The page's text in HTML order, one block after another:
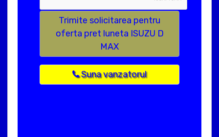
Trimite solicitarea pentru
oferta pret luneta ISUZU D
MAX
Suna vanzatorul